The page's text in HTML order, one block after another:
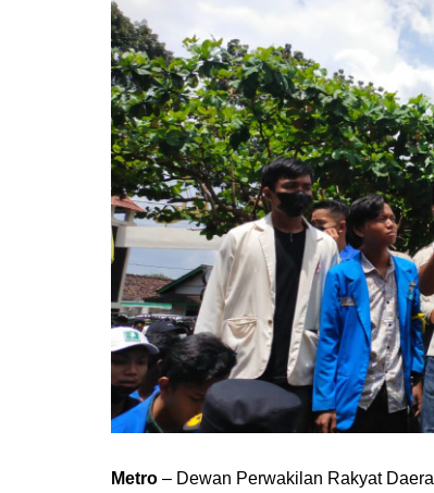
Metro – Dewan Perwakilan Rakyat